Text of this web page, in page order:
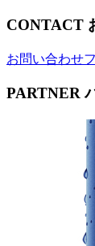
CONTACT
お問い合わせ
PARTNER